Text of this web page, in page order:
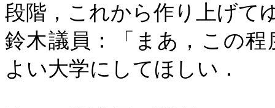
段階，これから作り上げて
鈴木議員：「まあ，この
よい大学にしてほしい．